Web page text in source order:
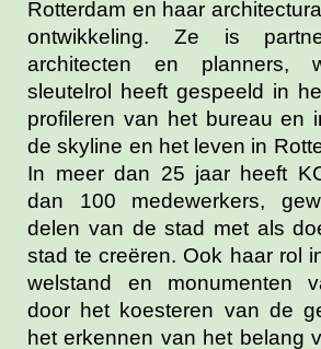
Rotterdam en haar
ontwikkeling. Ze is
architecten en planners,
sleutelrol heeft gespeeld in
profileren van het bureau en
de skyline en het leven in
In meer dan 25 jaar heeft
dan 100 medewerkers,
delen van de stad met als
stad te creëren. Ook haar rol
welstand en monumenten
door het koesteren van de
het erkennen van het belang